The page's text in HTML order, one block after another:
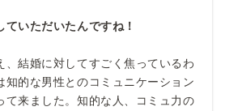
いただいたんですね！
、結婚に対してすごく焦っているわ
知的な男性とのコミュニケーション
て来ました。知的な人、コミュ力の